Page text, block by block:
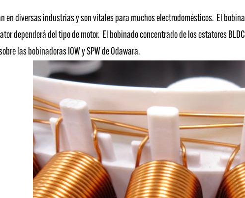
en diversas industrias y son vitales para muchos electrodomésticos. El
dependerá del tipo de motor. El bobinado concentrado de los estatores
las bobinadoras IOW y SPW de Odawara.